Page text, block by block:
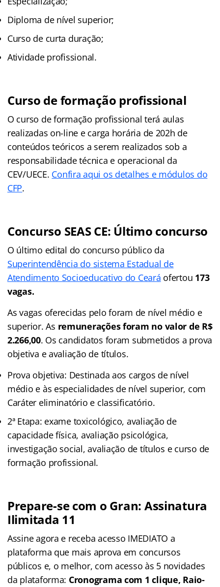
Diploma de nível superior;
Curso de curta duração;
Atividade profissional.
Curso de formação profissional
O curso de formação profissional terá aulas
realizadas on-line e carga horária de 202h de
conteúdos teóricos a serem realizados sob a
responsabilidade técnica e operacional da
CEV/UECE. Confira aqui os detalhes e módulos do
CFP.
Concurso SEAS CE: Último concurso
O último edital do concurso público da
Superintendência do sistema Estadual de
Atendimento Socioeducativo do Ceará ofertou 173
vagas.
As vagas oferecidas pelo foram de nível médio e
superior. As remunerações foram no valor de R$
2.266,00. Os candidatos foram submetidos a prova
objetiva e avaliação de títulos.
Prova objetiva: Destinada aos cargos de nível
médio e às especialidades de nível superior, com
Caráter eliminatório e classificatório.
2ª Etapa: exame toxicológico, avaliação de
capacidade física, avaliação psicológica,
investigação social, avaliação de títulos e curso de
formação profissional.
Prepare-se com o Gran: Assinatura
Ilimitada 11
Assine agora e receba acesso IMEDIATO a
plataforma que mais aprova em concursos
públicos e, o melhor, com acesso às 5 novidades
da plataforma: Cronograma com 1 clique, Raio-